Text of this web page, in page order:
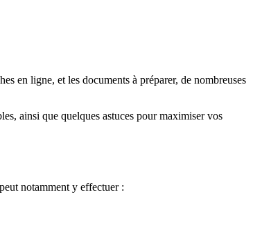
en ligne, et les documents à préparer, de nombreuses
ainsi que quelques astuces pour maximiser vos
notamment y effectuer :